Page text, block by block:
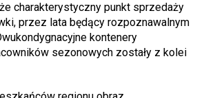
charakterystyczny punkt sprzedaży
przez lata będący rozpoznawalnym
kontenery
sezonowych zostały z kolei